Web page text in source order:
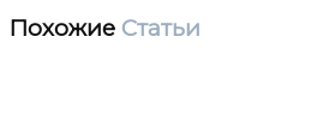
Похожие Статьи